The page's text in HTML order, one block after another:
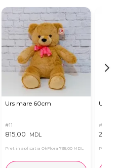
Urs mare 60cm
#11
815,00 MDL
Pret in aplicatia OkFlora 795,00 MDL
Urs
#4939
Pret in